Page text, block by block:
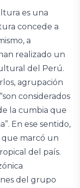
es una
concede a
a
realizado un
del Perú.
agrupación
considerados
la cumbia que
En ese sentido,
que marcó un
del país.
del grupo